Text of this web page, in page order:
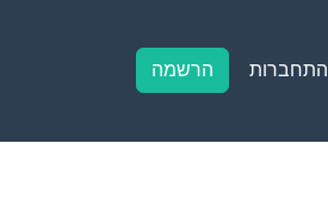
התחברות הרשמה